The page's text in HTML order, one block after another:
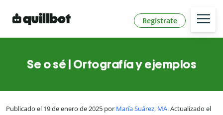
Regístrate
Se o sé | Ortografía y ejemplos
Publicado el 19 de enero de 2025 por María Suárez, MA. Actualizado el